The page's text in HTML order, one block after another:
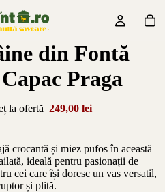
din Fontă
Praga
la ofertă 249,00 lei
crocantă și miez pufos în această
ideală pentru pasionații de
cei care își doresc un vas versatil,
și plită.